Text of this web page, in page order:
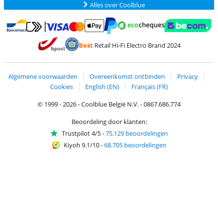
Alles over Coolblue
Betalen met Bancontact
Betalen met MasterCard en Visa via ClickToPay
Betalen met PayPal
BestRetail Hi-Fi Electro Brand 2024
Algemene voorwaarden Overeenkomst ontbinden
Privacy
Cookies
English (EN)
Français (FR)
© 1999 - 2026 - Coolblue België N.V. - 0867.686.774
Beoordeling door klanten:
Trustpilot 4/5-75.129 beoordelingen
Kiyoh 9.1/10-68.705 beoordelingen